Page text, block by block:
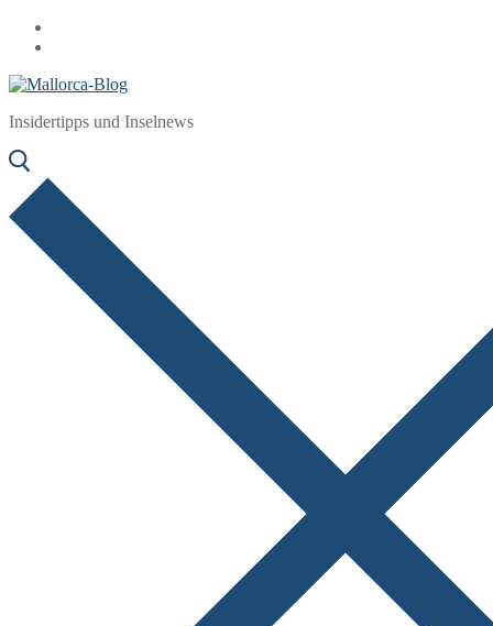
Zum
Inhalt
Menü
Schließen
Insidertipps und Inselnews